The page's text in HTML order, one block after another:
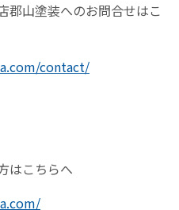
郡山塗装へのお問合せはこ
contact/
はこちらへ